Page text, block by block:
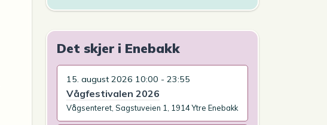
Det skjer i Enebakk
15. august 2026 10:00 - 23:55
Vågfestivalen 2026
Vågsenteret, Sagstuveien 1, 1914 Ytre Enebakk